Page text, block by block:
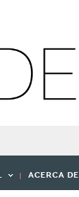
ACERCA DE